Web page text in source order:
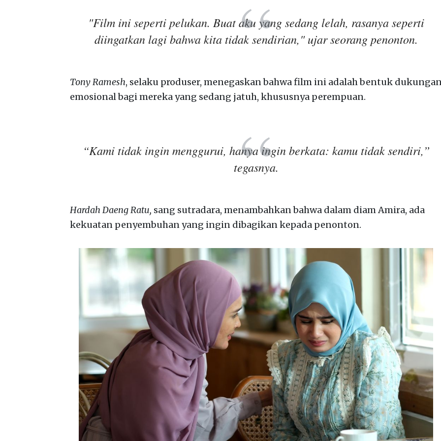
"Film ini seperti pelukan. Buat aku yang sedang lelah, rasanya seperti
diingatkan lagi bahwa kita tidak sendirian,"ujar seorang penonton.
Tony Ramesh, selaku produser, menegaskan bahwa film ini adalah bentuk
emosional bagi mereka yang sedang jatuh, khususnya perempuan.
“Kami tidak ingin menggurui, hanya ingin berkata: kamu tidak sendiri,”
tegasnya.
Hardah Daeng Ratu, sang sutradara, menambahkan bahwa dalam diam Amira, ada
kekuatan penyembuhan yang ingin dibagikan kepada penonton.